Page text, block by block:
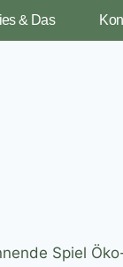
& Das
Spiel